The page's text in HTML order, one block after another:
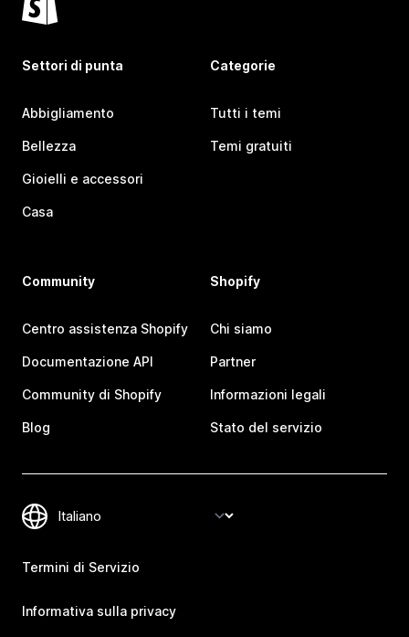
Settori di punta
Abbigliamento
Bellezza
Gioielli e accessori
Casa
Categorie
Tutti i temi
Temi gratuiti
Community
Centro assistenza Shopify
Documentazione API
Community di Shopify
Blog
Shopify
Chi siamo
Partner
Informazioni legali
Stato del servizio
Termini di Servizio
Informativa sulla privacy